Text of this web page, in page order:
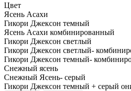
Цвет
Ясень Асахи
Гикори Джексон темный
Ясень Асахи комбинированный
Гикори Джексон светлый
Гикори Джексон светлый-
Гикори Джексон темный-
Снежный ясень
Снежный Ясень- серый
Гикори Джексон темный + серый